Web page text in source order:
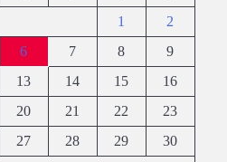
1
2
6 7 8
9
13 14 15
16
20 21 22
23
27 28 29
30